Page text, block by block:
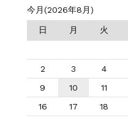
今月(2026年8月)
日 月 火
2
3 4
9
10 11
16
17 18